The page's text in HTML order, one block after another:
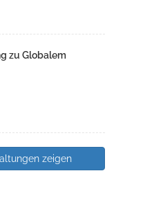
zu Globalem
zeigen